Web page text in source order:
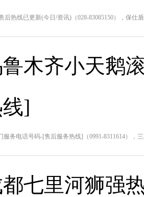
后热线已更新(今日/资讯)（028-83085150），保仕
木齐小天鹅
]
务电话号码-[售后服务热线]（0991-8311614），
都七里河狮强